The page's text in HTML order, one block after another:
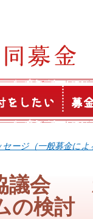
ージ（一般募金によ
議会
の検討